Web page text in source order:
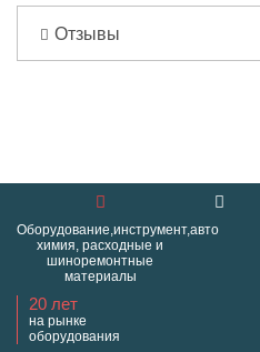
Отзывы
Оборудование,инструмент,авто
химия, расходные и
шиноремонтные
материалы
20 лет
на рынке
оборудования